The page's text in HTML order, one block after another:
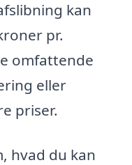
kan
pr.
omfattende
eller
priser.
hvad du kan